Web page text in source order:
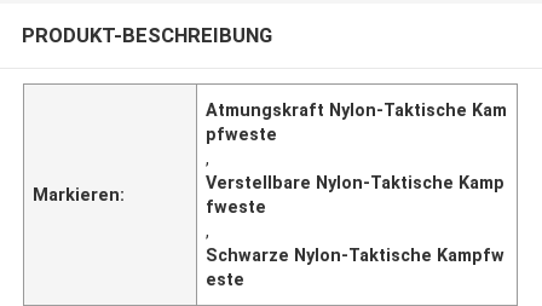
PRODUKT-BESCHREIBUNG
Markieren:
Atmungskraft Nylon-Taktische Kam
pfweste
,
Verstellbare Nylon-Taktische Kamp
fweste
,
Schwarze Nylon-Taktische Kampfw
este